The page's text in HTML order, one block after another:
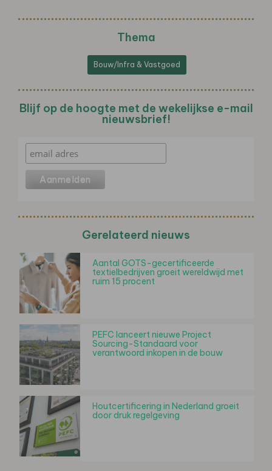
Thema
Bouw/Infra & Vastgoed
Blijf op de hoogte met de wekelijkse e-mail
nieuwsbrief!
Gerelateerd nieuws
Aantal GOTS-gecertificeerde
textielbedrijven groeit wereldwijd met
ruim 15 procent
PEFC lanceert nieuwe Project
Sourcing-Standaard voor
verantwoord inkopen in de bouw
Houtcertificering in Nederland groeit
door druk regelgeving